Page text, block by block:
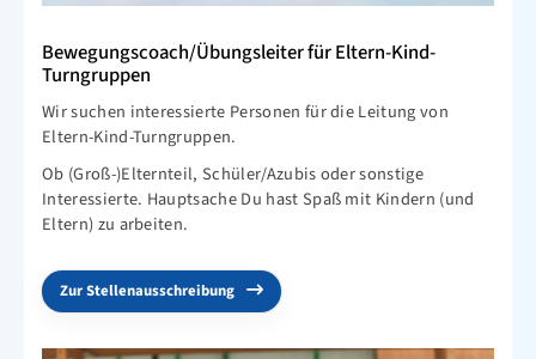
Bewegungscoach/Übungsleiter für Eltern-Kind-
Turngruppen
Wir suchen interessierte Personen für die Leitung von
Eltern-Kind-Turngruppen.
Ob (Groß-)Elternteil, Schüler/Azubis oder sonstige
Interessierte. Hauptsache Du hast Spaß mit Kindern (und
Eltern) zu arbeiten.
Zur Stellenausschreibung
Kontakt